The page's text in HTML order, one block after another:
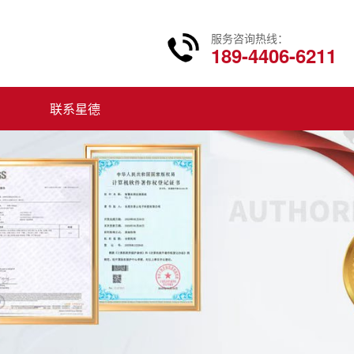
服务咨询热线：
189-4406-6211
联系星德